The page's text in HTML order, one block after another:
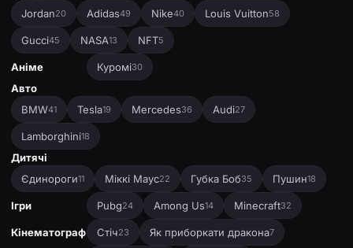
Jordan20 Adidas49 Nike40 Louis Vuitton58
Gucci45 NASA13 NFT5
Аніме Куромі30
Авто
BMW41 Tesla19 Mercedes36 Audi27
Lamborghini18
Дитячі
Єдинороги11 Міккі Маус22 Губка Боб35 Пушин18
Ігри Pubg24 Among Us14 Minecraft32
Кінематограф Стіч23 Як приборкати дракона7